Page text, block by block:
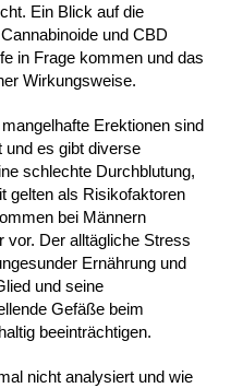
Ein Blick auf die
und CBD
in Frage kommen und das
Wirkungsweise.
Erektionen sind
und es gibt diverse
schlechte Durchblutung,
gelten als Risikofaktoren
bei Männern
vor. Der alltägliche Stress
Ernährung und
und seine
Gefäße beim
beeinträchtigen.
nicht analysiert und wie